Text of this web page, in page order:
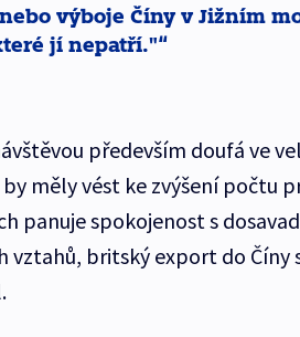
výboje Číny v Jižním
jí nepatří."
především doufá ve
měly vést ke zvýšení počtu
panuje spokojenost s
vztahů, britský export do Číny